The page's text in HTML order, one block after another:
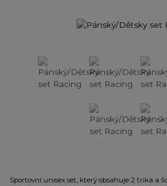
Sportovní unisex set, který obsahuje 2 trika a